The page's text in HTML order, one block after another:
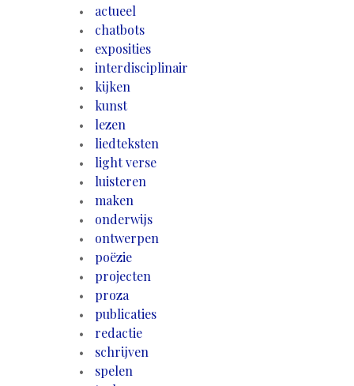
actueel
chatbots
exposities
interdisciplinair
kijken
kunst
lezen
liedteksten
light verse
luisteren
maken
onderwijs
ontwerpen
poëzie
projecten
proza
publicaties
redactie
schrijven
spelen